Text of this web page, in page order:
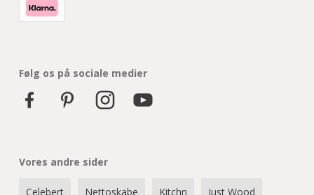
Følg os på sociale medier
Vores andre sider
Celebert Nettoskabe Kitchn Just Wood